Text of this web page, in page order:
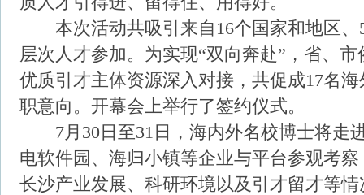
本次活动共吸引来自16个国家和地区、
层次人才参加。为实现“双向奔赴”，省、
优质引才主体资源深入对接，共促成17名
职意向。开幕会上举行了签约仪式。
7月30日至31日，海内外名校博士将走
电软件园、海归小镇等企业与平台参观考
长沙产业发展、科研环境以及引才留才等